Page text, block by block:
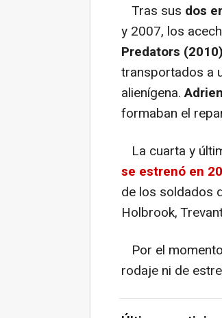
Tras sus dos
y 2007, los
Predators
transportados a
alienígena.
formaban el
La cuarta y
se estrenó en
de los soldados
Holbrook,
Por el
rodaje ni de